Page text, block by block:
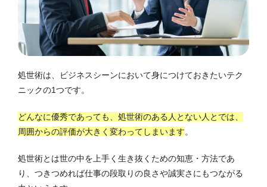
処世術は、ビジネスシーンにおいて身につけておきたいテク
ニックの1つです。
どんなに優秀であっても、処世術のある人とない人とでは、
周囲からの評価が大きく変わってしまいます。
処世術とは世の中を上手く生き抜くための知恵・方法であ
り、つきつめれば仕事の段取りの良さや誠実さにもつながる